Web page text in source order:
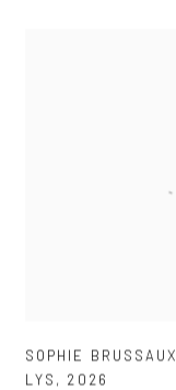
SOPHIE BRUSSAUX
LYS , 2026